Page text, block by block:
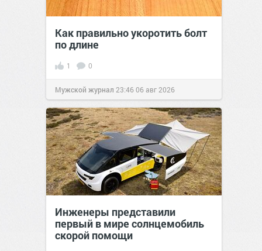
Как правильно укоротить болт
по длине
1 0
Мужской журнал 23:4606 авг 2026
Инженеры представили
первый в мире солнцемобиль
скорой помощи